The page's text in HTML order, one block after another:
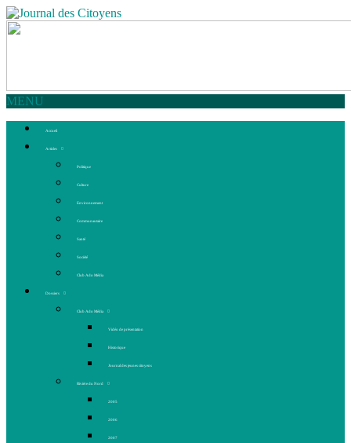
MENU
Accueil
Articles
Politique
Culture
Environnement
Communautaire
Santé
Société
Club Ado Média
Dossiers
Club Ado Média
Vidéo de présentation
Historique
Journal des jeunes citoyens
Rivière du Nord
2005
2006
2007